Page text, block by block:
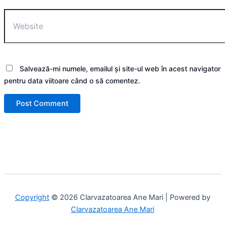
Salvează-mi numele, emailul și site-ul web în acest navigator
pentru data viitoare când o să comentez.
Copyright© 2026 Clarvazatoarea Ane Mari | Powered by
Clarvazatoarea Ane Mari